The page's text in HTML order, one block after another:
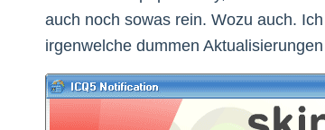
auch noch sowas rein. Wozu auch.
irgenwelche dummen